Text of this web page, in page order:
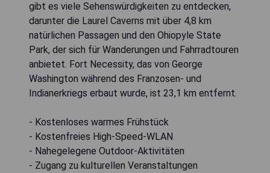
gibt es viele Sehenswürdigkeiten zu entdecken,
darunter die Laurel Caverns mit über 4,8 km
natürlichen Passagen und den Ohiopyle State
Park, der sich für Wanderungen und Fahrradtouren
anbietet. Fort Necessity, das von George
Washington während des Franzosen- und
Indianerkriegs erbaut wurde, ist 23,1 km entfernt.
- Kostenloses warmes Frühstück
- Kostenfreies High-Speed-WLAN
- Nahegelegene Outdoor-Aktivitäten
- Zugang zu kulturellen Veranstaltungen